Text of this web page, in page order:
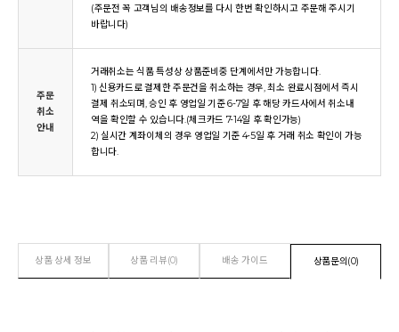
(주문전 꼭 고객님의 배송정보를 다시 한번 확인하시고 주문해 주시기
바랍니다)
주문
취소
안내
거래취소는 식품 특성상 상품준비중 단계에서만 가능합니다.
1) 신용카드로 결제한 주문건을 취소하는 경우, 최소 완료시점에서 즉시
결제 취소되며, 승인 후 영업일 기준 6-7일 후 해당 카드사에서 취소내
역을 확인할 수 있습니다.(체크카드 7-14일 후 확인가능)
2) 실시간 계좌이체의 경우 영업일 기준 4-5일 후 거래 취소 확인이 가능
합니다.
상품 상세 정보 상품 리뷰(0) 배송 가이드 상품문의(0)